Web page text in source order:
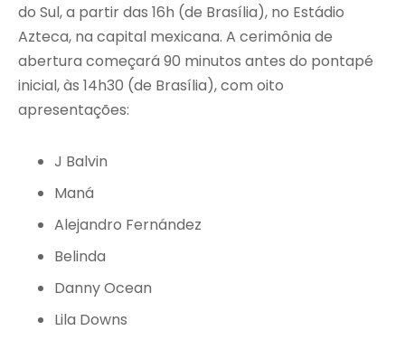
do Sul, a partir das 16h (de Brasília), no Estádio
Azteca, na capital mexicana. A cerimônia de
abertura começará 90 minutos antes do pontapé
inicial, às 14h30 (de Brasília), com oito
apresentações:
J Balvin
Maná
Alejandro Fernández
Belinda
Danny Ocean
Lila Downs